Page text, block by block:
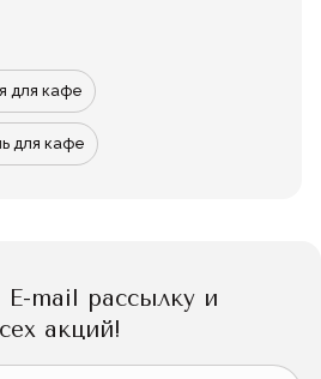
для кафе
для кафе
mail рассылку и
акций!